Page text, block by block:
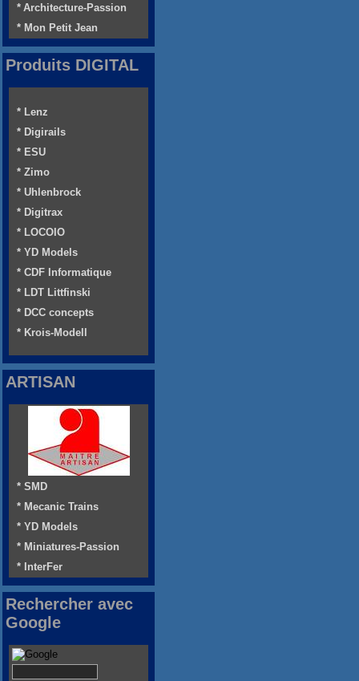
* Architecture-Passion
* Mon Petit Jean
Produits DIGITAL
* Lenz
* Digirails
* ESU
* Zimo
* Uhlenbrock
* Digitrax
* LOCOIO
* YD Models
* CDF Informatique
* LDT Littfinski
* DCC concepts
* Krois-Modell
ARTISAN
* SMD
* Mecanic Trains
* YD Models
* Miniatures-Passion
* InterFer
Rechercher avec
Google